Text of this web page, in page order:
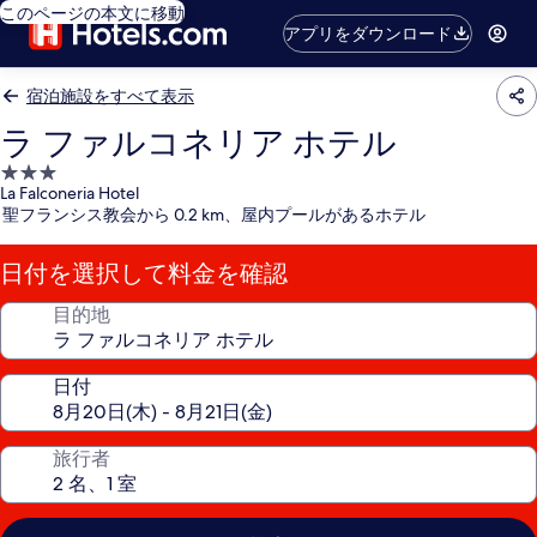
このページの本文に移動
アプリをダウンロード
宿泊施設をすべて表示
ラ ファルコネリア ホテル
3.0
つ
星
宿
泊
施
La Falconeria Hotel
聖フランシス教会から 0.2 km、屋内プールがあるホテル
日付を選択して料金を確認
目的地
日付
旅行者